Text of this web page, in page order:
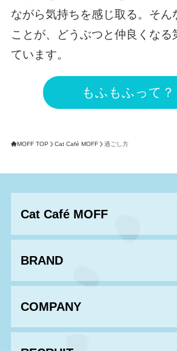
ながら気持ちを感じ取る。そん
ことが、どうぶつと仲良くなる
ています。
もふもふって？
MOFF TOP Cat Café MOFF 過ごし方
Cat Café MOFF
BRAND
COMPANY